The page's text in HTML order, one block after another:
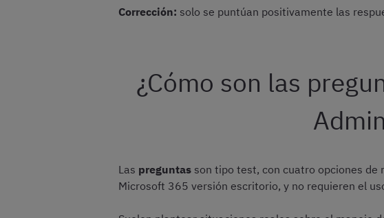
Corrección: solo se puntúan positivamente las
¿Cómo son las
Las preguntas son tipo test, con cuatro opciones de
Microsoft 365 versión escritorio, y no requieren el